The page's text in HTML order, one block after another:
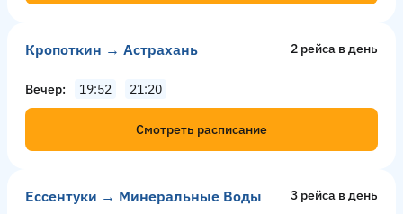
Кропоткин → Астрахань 2 рейсa в день
Вечер 19:52 21:20
Смотреть расписание
Ессентуки → Минеральные Воды 3 рейсa в день